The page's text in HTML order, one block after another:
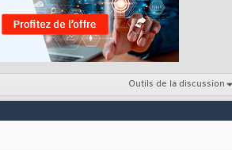
Outils de la discussion